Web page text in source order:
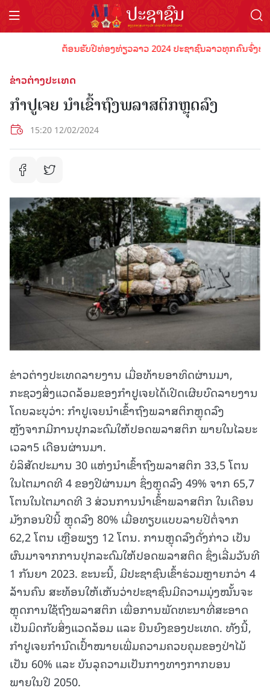
ຕ້ອນຮັບປີທ່ອງທ່ຽວລາວ 2024 ປະຊາຊົນລາວທຸກຄົນຈົ່ງພ້
ຂ່າວຕ່າງປະເທດ
ກຳປູເຈຍ ນຳເຂົ້າຖົງພລາສຕິກຫຼຸດລົງ
15:20 12/02/2024
ຂ່າວຕ່າງປະເທດລາຍງານ ເມື່ອທ້າຍອາທິດຜ່ານມາ,
ກະຊວງສິ່ງແວດລ້ອມຂອງກຳປູເຈຍໄດ້ເປີດເຜີຍບົດລາຍງານ
ໂດຍລະບຸວ່າ: ກຳປູເຈຍນຳເຂົ້າຖົງພລາສຕິກຫຼຸດລົງ
ຫຼັງຈາກມີການປຸກລະດົມໃຫ້ປອດພລາສຕິກ ພາຍໃນໄລຍະ
ເວລາ5 ເດືອນຜ່ານມາ.
ບໍລິສັດປະມານ 30 ແຫ່ງນຳເຂົ້າຖົງພລາສຕິກ 33,5 ໂຕນ
ໃນໄຕມາດທີ 4 ຂອງປີຜ່ານມາ ຊຶ່ງຫຼຸດລົງ 49% ຈາກ 65,7
ໂຕນໃນໄຕມາດທີ 3 ສ່ວນການນຳເຂົ້າພລາສຕິກ ໃນເດືອນ
ມັງກອນປີນີ້ ຫຼຸດລົງ 80% ເມື່ອທຽບແບບລາຍປີຕໍ່ຈາກ
62,2 ໂຕນ ເຫຼືອພຽງ 12 ໂຕນ. ການຫຼຸດລົງດັ່ງກ່າວ ເປັນ
ຜົນມາຈາກການປຸກລະດົມໃຫ້ປອດພລາສຕິດ ຊຶ່ງເລີ່ມວັນທີ
1 ກັນຍາ 2023. ຂະນະນີ້, ມີປະຊາຊົນເຂົ້າຮ່ວມຫຼາຍກວ່າ 4
ລ້ານຄົນ ສະທ້ອນໃຫ້ເຫັນວ່າປະຊາຊົນມີຄວາມມຸ່ງໝັ້ນຈະ
ຫຼຸດການໃຊ້ຖົງພລາສຕິກ ເພື່ອການພັດທະນາທີ່ສະອາດ
ເປັນມິດກັບສິ່ງແວດລ້ອມ ແລະ ຍືນຍົງຂອງປະເທດ. ທັງນີ້,
ກຳປູເຈຍກຳນົດເປົ້າໝາຍເພີ່ມຄວາມຄວບຄຸມຂອງປ່າໄມ້
ເປັນ 60% ແລະ ບັນລຸຄວາມເປັນກາງທາງກາກບອນ
ພາຍໃນປີ 2050.